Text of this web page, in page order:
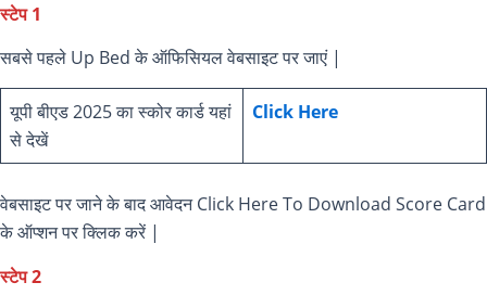
स्टेप 1
सबसे पहले Up Bed के ऑफिसियल वेबसाइट पर जाएं |
यूपी बीएड 2025 का स्कोर कार्ड यहां
से देखें
Click Here
वेबसाइट पर जाने के बाद आवेदन Click Here To Download Score Card
के ऑप्शन पर क्लिक करें |
स्टेप 2